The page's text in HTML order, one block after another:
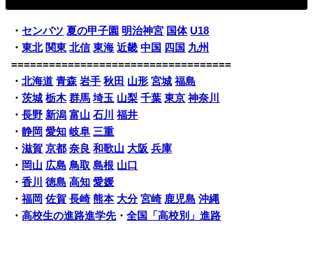
・ センバツ 夏の甲子園 明治神宮 国体 U18
・東北 関東 北信 東海 近畿 中国 四国 九州
===================================
・北海道 青森 岩手 秋田 山形 宮城 福島
・茨城 栃木 群馬 埼玉 山梨 千葉 東京 神奈川
・長野 新潟 富山 石川
福井
・静岡 愛知 岐阜 三重
・滋賀 京都 奈良 和歌山 大阪 兵庫
・ 岡山 広島 鳥取 島根 山口
・香川 徳島 高知 愛媛
・福岡 佐賀 長崎 熊本 大分 宮崎 鹿児島 沖縄
・高校生の進路進学先・全国「高校別」進路